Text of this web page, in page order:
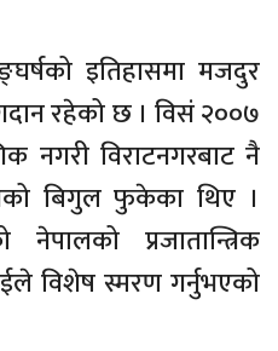
इतिहासमा मजदुर
रहेको छ । विसं २००७
नगरी विराटनगरबाट नै
बिगुल फुकेका थिए ।
प्रजातान्त्रिक
विशेष स्मरण गर्नुभएको